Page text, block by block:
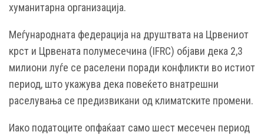
хуманитарна организација.
Меѓународната федерација на друштвата на Црвениот
крст и Црвената полумесечина (IFRC) објави дека 2,3
милиони луѓе се раселени поради конфликти во истиот
период, што укажува дека повеќето внатрешни
раселувања се предизвикани од климатските промени.
Иако податоците опфаќаат само шест месечен период